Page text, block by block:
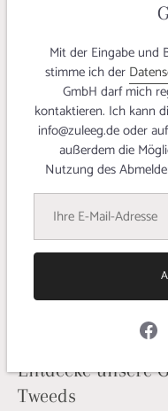
Slow
Kaufe unsere selbst
Nähzubehör für dein
einer
Bekleidungsstoffen der
zugleich. Bestelle
genähten Slow Fashion
Entdecke unsere
Tweeds
Mit der Eingabe und
stimme ich der
GmbH darf mich
kontaktieren. Ich kann
info@zuleeg.de oder
außerdem die
Nutzung des